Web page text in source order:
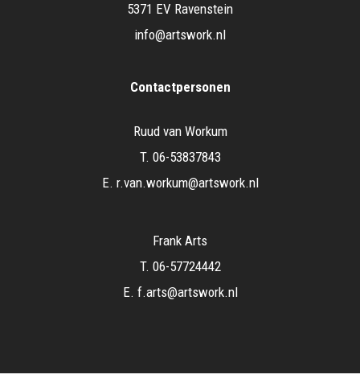
5371 EV Ravenstein
info@artswork.nl
Contactpersonen
Ruud van Workum
T. 06-53837843
E. r.van.workum@artswork.nl
Frank Arts
T. 06-57724442
E. f.arts@artswork.nl